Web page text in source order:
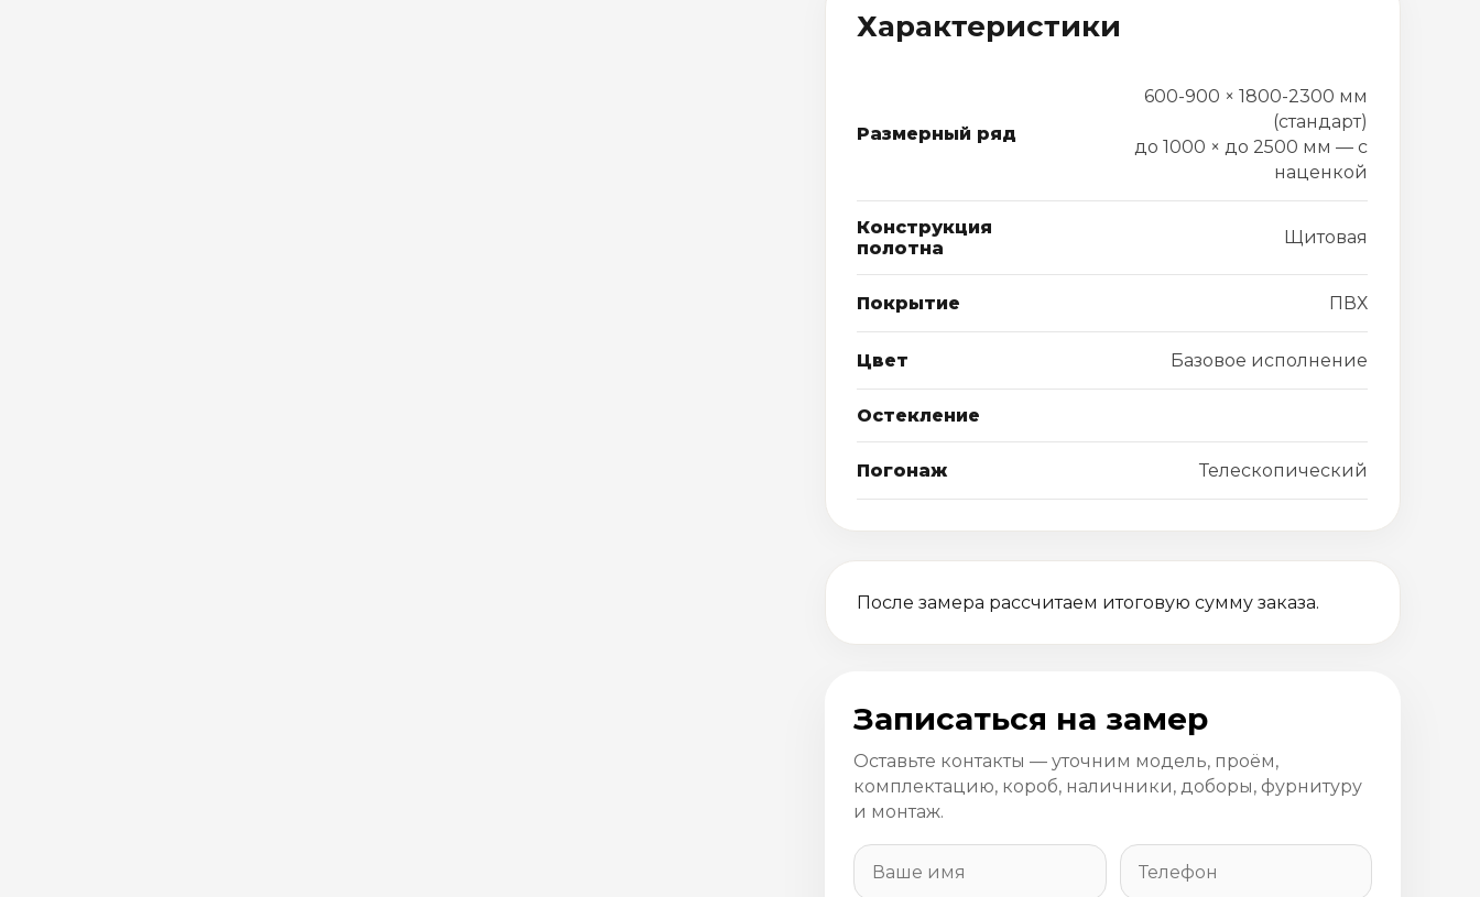
Характеристики
Размерный ряд
600-900 × 1800-2300 мм
(стандарт)
до 1000 × до 2500 мм — с
наценкой
Конструкция
полотна
Щитовая
Покрытие ПВХ
Цвет Базовое исполнение
Остекление
Погонаж Телескопический
После замера рассчитаем итоговую сумму заказа.
Записаться на замер
Оставьте контакты — уточним модель, проём,
комплектацию, короб, наличники, доборы, фурнитуру
и монтаж.